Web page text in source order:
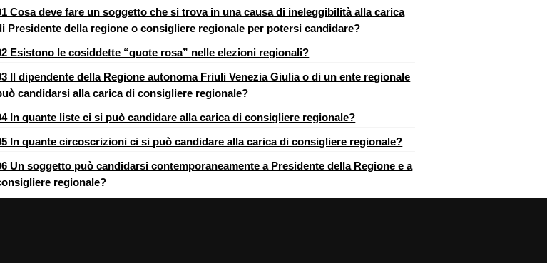
Cosa deve fare un soggetto che si trova in una causa di ineleggibilità alla carica
Presidente della regione o consigliere regionale per potersi candidare?
Esistono le cosiddette “quote rosa” nelle elezioni regionali?
Il dipendente della Regione autonoma Friuli Venezia Giulia o di un ente regionale
candidarsi alla carica di consigliere regionale?
In quante liste ci si può candidare alla carica di consigliere regionale?
In quante circoscrizioni ci si può candidare alla carica di consigliere regionale?
Un soggetto può candidarsi contemporaneamente a Presidente della Regione e a
regionale?